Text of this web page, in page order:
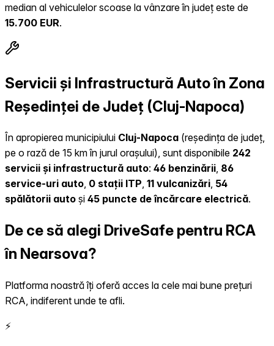
median al vehiculelor scoase la vânzare în județ este de
15.700 EUR.
Servicii și Infrastructură Auto în Zona
Reședinței de Județ (Cluj-Napoca)
În apropierea municipiului Cluj-Napoca (reședința de județ,
pe o rază de 15 km în jurul orașului), sunt disponibile 242
servicii și infrastructură auto: 46 benzinării, 86
service-uri auto, 0 stații ITP, 11 vulcanizări, 54
spălătorii auto și 45 puncte de încărcare electrică.
De ce să alegi DriveSafe pentru RCA
în Nearsova?
Platforma noastră îți oferă acces la cele mai bune prețuri
RCA, indiferent unde te afli.
⚡